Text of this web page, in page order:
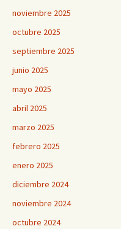
noviembre 2025
octubre 2025
septiembre 2025
junio 2025
mayo 2025
abril 2025
marzo 2025
febrero 2025
enero 2025
diciembre 2024
noviembre 2024
octubre 2024